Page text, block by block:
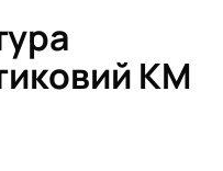
KM